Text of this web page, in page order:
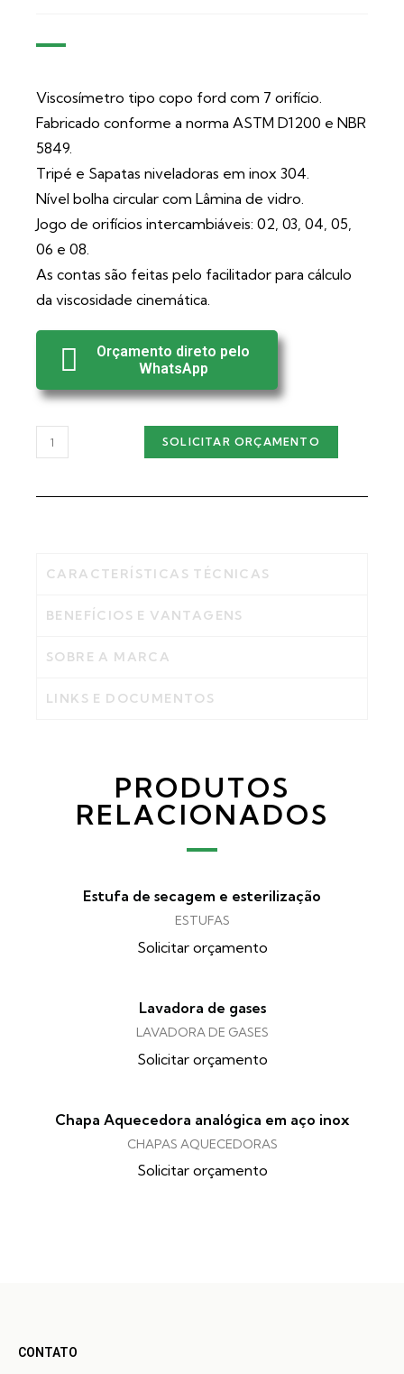
Viscosímetro tipo copo ford com 7 orifício.
Fabricado conforme a norma ASTM D1200 e NBR
5849.
Tripé e Sapatas niveladoras em inox 304.
Nível bolha circular com Lâmina de vidro.
Jogo de orifícios intercambiáveis: 02, 03, 04, 05,
06 e 08.
As contas são feitas pelo facilitador para cálculo
da viscosidade cinemática.
Orçamento direto pelo
WhatsApp
SOLICITAR ORÇAMENTO
CARACTERÍSTICAS TÉCNICAS
BENEFÍCIOS E VANTAGENS
SOBRE A MARCA
LINKS E DOCUMENTOS
PRODUTOS
RELACIONADOS
Estufa de secagem e esterilização
ESTUFAS
Solicitar orçamento
Lavadora de gases
LAVADORA DE GASES
Solicitar orçamento
Chapa Aquecedora analógica em aço inox
CHAPAS AQUECEDORAS
Solicitar orçamento
CONTATO